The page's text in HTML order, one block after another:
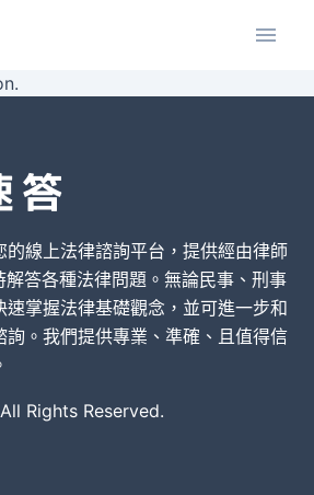
線上法律諮詢平台，提供經由律師
答各種法律問題。無論民事、刑事
速掌握法律基礎觀念，並可進一步和
詢。我們提供專業、準確、且值得信
Rights Reserved.